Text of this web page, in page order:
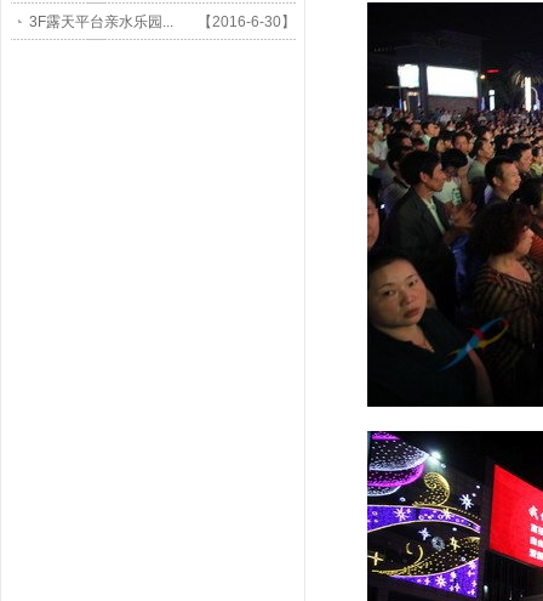
3F露天平台亲水乐园... 【2016-6-30】